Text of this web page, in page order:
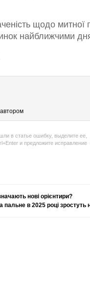
щодо
найближчими
в статье ошибку, выделите ее,
и предложите исправление
нові орієнтири?
пальне в 2025 році